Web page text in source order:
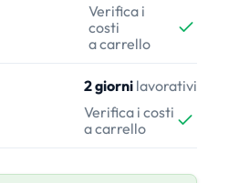
Verifica i
costi
a carrello
2 giorni lavorativi
Verifica i costi
a carrello